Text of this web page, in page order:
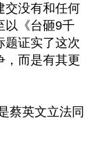
交没有和任何
以《台砸9千
题证实了这次
，而是有其更
蔡英文立法同